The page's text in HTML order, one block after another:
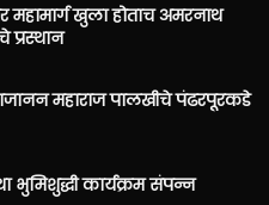
महामार्ग खुला होताच अमरनाथ
प्रस्थान
महाराज पालखीचे पंढरपूरकडे
भुमिशुद्धी कार्यक्रम संपन्न